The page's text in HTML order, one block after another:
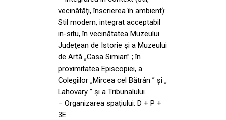
vecinătăţi, înscrierea în ambient):
Stil modern, integrat acceptabil
in-situ, în vecinătatea Muzeului
Judeţean de Istorie şi a Muzeului
de Artă „Casa Simian” ; în
proximitatea Episcopiei, a
Colegiilor „Mircea cel Bătrân ” şi „
Lahovary ” şi a Tribunalului.
– Organizarea spaţiului: D + P +
3E